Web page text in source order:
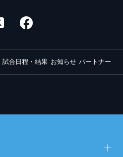
試合日程・結果 お知らせ パートナー